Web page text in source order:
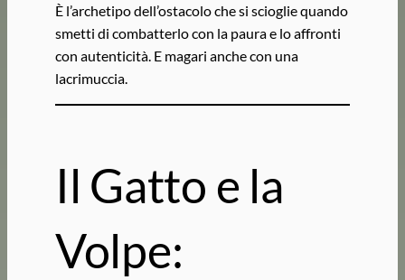
È l’archetipo dell’ostacolo che si scioglie quando
smetti di combatterlo con la paura e lo affronti
con autenticità. E magari anche con una
lacrimuccia.
Il Gatto e la
Volpe: